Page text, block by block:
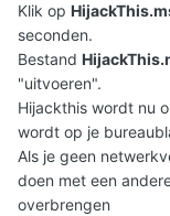
Klik op
seconden.
Bestand
"uitvoeren".
Hijackthis wordt nu
wordt op je
Als je geen
doen met een
overbrengen